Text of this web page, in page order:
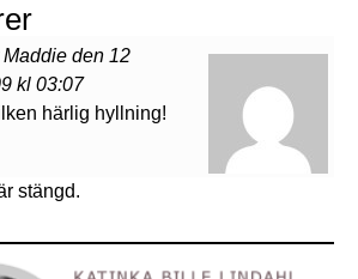
den 12
kl 03:07
härlig hyllning!
stängd.